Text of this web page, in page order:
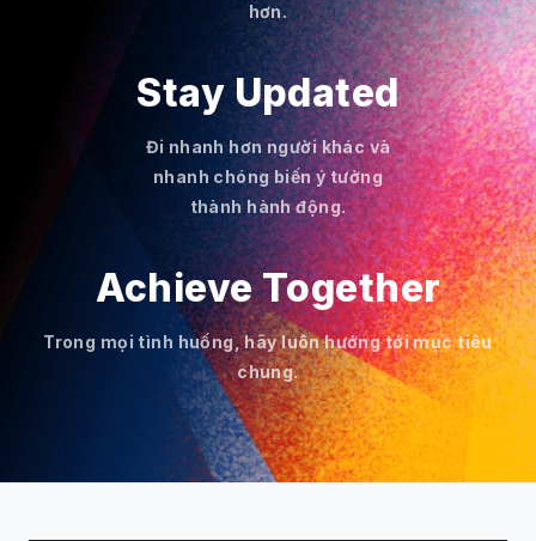
hơn.
Stay Updated
Đi nhanh hơn người khác và
nhanh chóng biến ý tưởng
thành hành động.
Achieve Together
Trong mọi tình huống, hãy luôn hướng tới mục tiêu
chung.